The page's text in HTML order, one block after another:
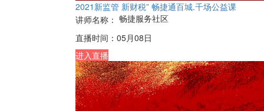
2021新监管 新财税” 畅捷通百城.千场公益课
讲师名称： 畅捷服务社区
直播时间： 05月08日
进入直播